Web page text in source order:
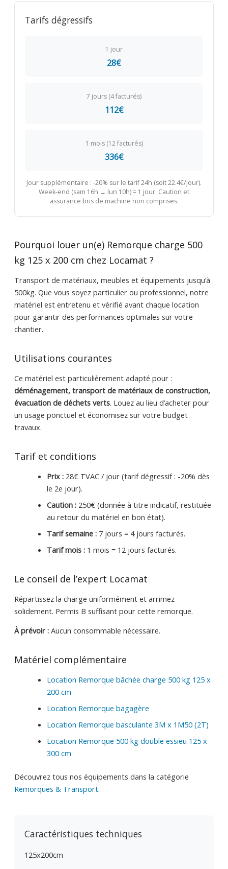
Tarifs dégressifs
1 jour
28€
7 jours (4 facturés)
112€
1 mois (12 facturés)
336€
Jour supplémentaire : -20% sur le tarif 24h (soit 22.4€/jour).
Week-end (sam 16h → lun 10h) = 1 jour. Caution et
assurance bris de machine non comprises.
Pourquoi louer un(e) Remorque charge 500
kg 125 x 200 cm chez Locamat ?
Transport de matériaux, meubles et équipements jusqu’à
500kg. Que vous soyez particulier ou professionnel, notre
matériel est entretenu et vérifié avant chaque location
pour garantir des performances optimales sur votre
chantier.
Utilisations courantes
Ce matériel est particulièrement adapté pour :
déménagement, transport de matériaux de construction,
évacuation de déchets verts. Louez au lieu d’acheter pour
un usage ponctuel et économisez sur votre budget
travaux.
Tarif et conditions
Prix :28€ TVAC / jour (tarif dégressif : -20% dès
le 2e jour).
Caution :250€ (donnée à titre indicatif, restituée
au retour du matériel en bon état).
Tarif semaine :7 jours = 4 jours facturés.
Tarif mois :1 mois = 12 jours facturés.
Le conseil de l’expert Locamat
Répartissez la charge uniformément et arrimez
solidement. Permis B suffisant pour cette remorque.
À prévoir :Aucun consommable nécessaire.
Matériel complémentaire
Location Remorque bâchée charge 500 kg 125 x
200 cm
Location Remorque bagagère
Location Remorque basculante 3M x 1M50 (2T)
Location Remorque 500 kg double essieu 125 x
300 cm
Découvrez tous nos équipements dans la catégorie
Remorques & Transport.
Caractéristiques techniques
125x200cm